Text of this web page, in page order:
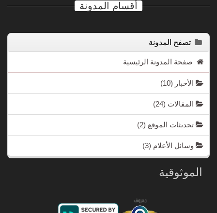
أقسام المدونة
تصفح المدونة
صفحة المدونة الرئيسية
الأخبار (10)
المقالات (24)
تحديثات الموقع (2)
وسائل الأعلام (3)
الموثوقية